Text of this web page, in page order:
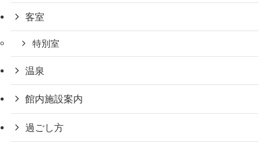
客室
特別室
温泉
館内施設案内
過ごし方